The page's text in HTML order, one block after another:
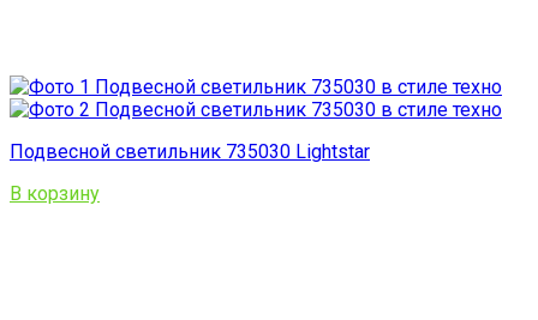
Подвесной светильник 735030 Lightstar
В корзину